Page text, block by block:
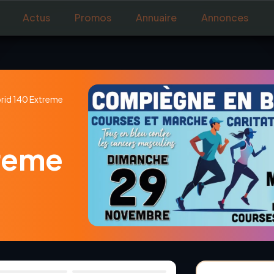
Actus Promos Annuaire Annonces
140 Extreme
1/5